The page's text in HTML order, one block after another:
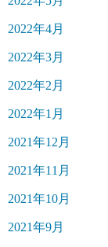
2022年4月
2022年3月
2022年2月
2022年1月
2021年12月
2021年11月
2021年10月
2021年9月